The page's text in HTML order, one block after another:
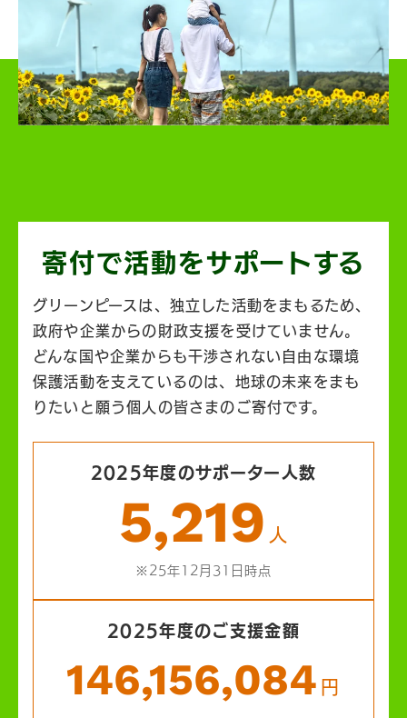
寄付で活動をサポートする
グリーンピースは、独立した活動をまもるため、
政府や企業からの財政支援を受けていません。
どんな国や企業からも干渉されない自由な環境
保護活動を支えているのは、地球の未来をまも
りたいと願う個人の皆さまのご寄付です。
2025年度のサポーター人数
5,219 人
※25年12月31日時点
2025年度のご支援金額
146,156,084 円